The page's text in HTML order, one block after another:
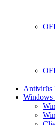
Antivirüs
Windows